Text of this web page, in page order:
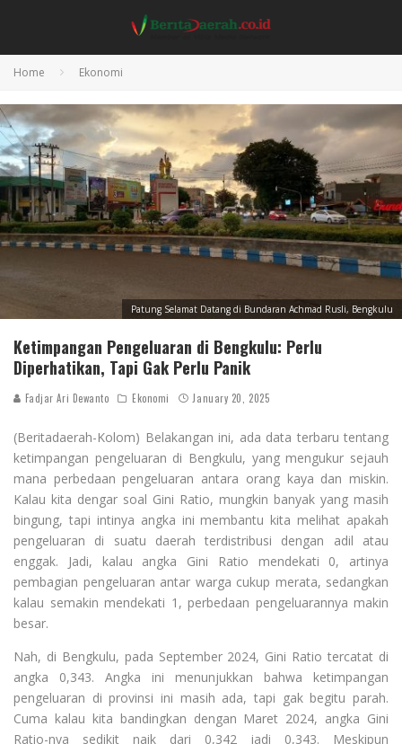
Home Ekonomi
Patung Selamat Datang di Bundaran Achmad Rusli, Bengkulu
Ketimpangan Pengeluaran di Bengkulu: Perlu
Diperhatikan, Tapi Gak Perlu Panik
Fadjar Ari Dewanto Ekonomi January 20, 2025
(Beritadaerah-Kolom) Belakangan ini, ada data terbaru tentang
ketimpangan pengeluaran di Bengkulu, yang mengukur sejauh
mana perbedaan pengeluaran antara orang kaya dan miskin.
Kalau kita dengar soal Gini Ratio, mungkin banyak yang masih
bingung, tapi intinya angka ini membantu kita melihat apakah
pengeluaran di suatu daerah terdistribusi dengan adil atau
enggak. Jadi, kalau angka Gini Ratio mendekati 0, artinya
pembagian pengeluaran antar warga cukup merata, sedangkan
kalau semakin mendekati 1, perbedaan pengeluarannya makin
besar.
Nah, di Bengkulu, pada September 2024, Gini Ratio tercatat di
angka 0,343. Angka ini menunjukkan bahwa ketimpangan
pengeluaran di provinsi ini masih ada, tapi gak begitu parah.
Cuma kalau kita bandingkan dengan Maret 2024, angka Gini
Ratio-nya sedikit naik dari 0,342 jadi 0,343. Meskipun